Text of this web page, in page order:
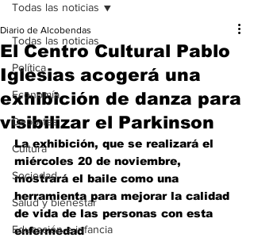
Todas las noticias
Política
Economía
Deportes
Cultura
Sociedad
Salud y bienestar
Educación e infancia
Todas las noticias
El Centro Cultural Pablo
Iglesias acogerá una
exhibición de danza para
visibilizar el Parkinson
Diario de Alcobendas
La exhibición, que se realizará el
miércoles 20 de noviembre,
mostrará el baile como una
herramienta para mejorar la calidad
de vida de las personas con esta
enfermedad